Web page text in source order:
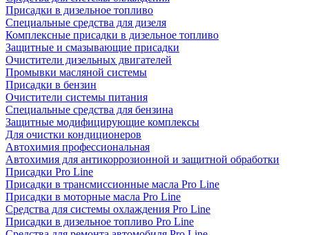
Присадки в дизельное топливо
Спeциальные средства для дизеля
Комплексные присадки в дизельное топливо
Защитные и смазывающие присадки
Очистители дизельных двигателей
Промывки масляной системы
Присадки в бензин
Очистители системы питания
Специальные срeдства для бензина
Защитные модифицирующие комплексы
Для очистки кондиционеров
Автохимия профессиональная
Автохимия для антикоррозионной и защитной обработки
Присадки Pro Line
Присадки в трансмиссионные масла Pro Line
Присадки в моторные масла Pro Line
Средства для системы охлаждения Pro Line
Присадки в дизельное топливо Pro Line